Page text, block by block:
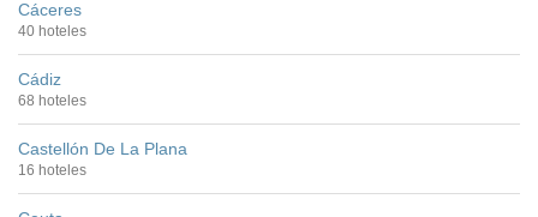
Cáceres
40 hoteles
Cádiz
68 hoteles
Castellón De La Plana
16 hoteles